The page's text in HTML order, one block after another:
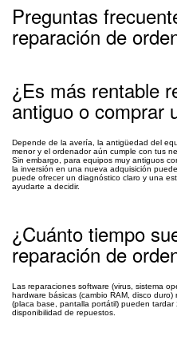
Preguntas
reparación de
¿Es más rentable
antiguo o comprar
Depende de la avería, la antigüedad del
menor y el ordenador aún cumple con tus
Sin embargo, para equipos muy antiguos
la inversión en una nueva adquisición
puede ofrecer un diagnóstico claro y una
ayudarte a decidir.
¿Cuánto tiempo
reparación de
Las reparaciones software (virus, sistema
hardware básicas (cambio RAM, disco
(placa base, pantalla portátil) pueden
disponibilidad de repuestos.